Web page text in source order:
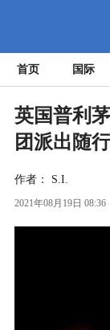
首页 国际
英国普利
团派出随
作者： S.I.
2021年08月19日 08:36